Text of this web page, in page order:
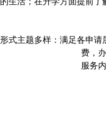
形式主题多样：满足各申
费，
服务